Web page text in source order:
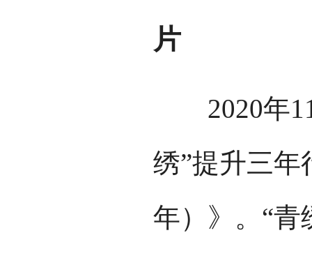
片
2020年11
绣”提升三年
年）》。“青